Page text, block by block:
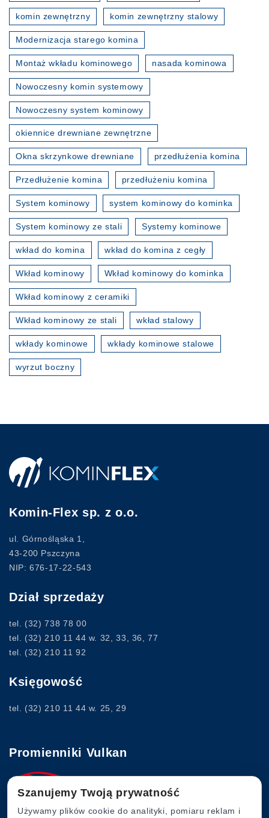
komin zewnętrzny komin zewnętrzny stalowy
Modernizacja starego komina
Montaż wkładu kominowego nasada kominowa
Nowoczesny komin systemowy
Nowoczesny system kominowy
okiennice drewniane zewnętrzne
Okna skrzynkowe drewniane przedłużenia komina
Przedłużenie komina przedłużeniu komina
System kominowy system kominowy do kominka
System kominowy ze stali Systemy kominowe
wkład do komina wkład do komina z cegły
Wkład kominowy Wkład kominowy do kominka
Wkład kominowy z ceramiki
Wkład kominowy ze stali wkład stalowy
wkłady kominowe wkłady kominowe stalowe
wyrzut boczny
Komin-Flex sp. z o.o.
ul. Górnośląska 1,
43-200 Pszczyna
NIP: 676-17-22-543
Dział sprzedaży
tel. (32) 738 78 00
tel. (32) 210 11 44 w. 32, 33, 36, 77
tel. (32) 210 11 92
Księgowość
tel. (32) 210 11 44 w. 25, 29
Promienniki Vulkan
www.vulkan.com.pl
Szanujemy Twoją prywatność
Używamy plików cookie do analityki, pomiaru reklam i